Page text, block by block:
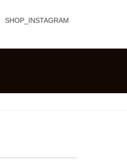
SHOP_INSTAGRAM